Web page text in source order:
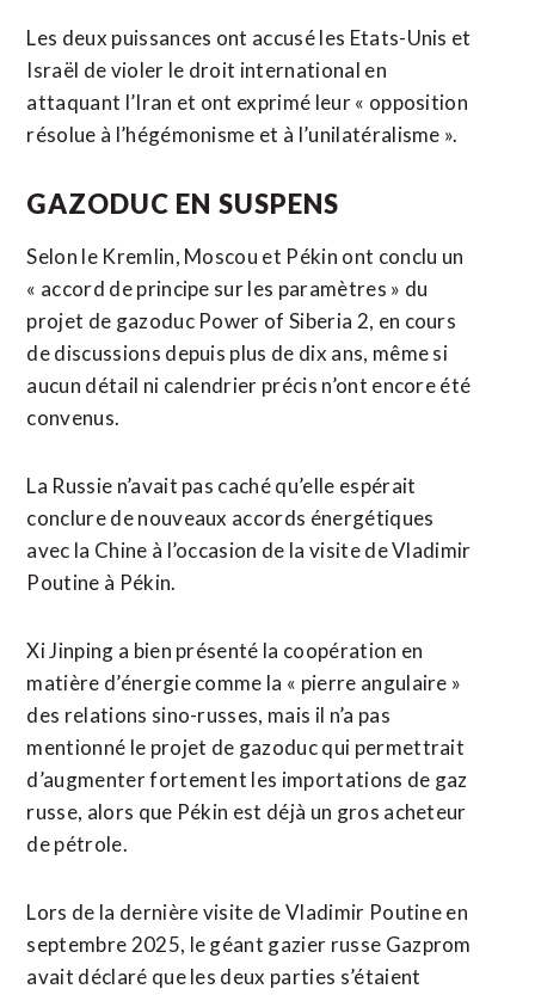
Les deux puissances ont accusé les Etats-Unis et
Israël de violer le droit international en
attaquant l’Iran et ont exprimé leur « opposition
résolue à l’hégémonisme et à l’unilatéralisme ».
GAZODUC EN SUSPENS
Selon le Kremlin, Moscou et Pékin ont ‌conclu un
« accord de principe sur les paramètres » du
projet ​de gazoduc Power of Siberia 2, en cours
de discussions depuis plus de dix ans, même si
aucun détail ni calendrier précis n’ont encore été
convenus.
La Russie n’avait pas caché qu’elle espérait
conclure de nouveaux accords énergétiques
avec ​la Chine à l’occasion de la visite de Vladimir
Poutine à Pékin.
Xi Jinping a bien présenté la coopération en
matière d’énergie comme la « pierre angulaire »
des relations sino-russes, mais il n’a pas
mentionné le projet de gazoduc qui permettrait
d’augmenter fortement les importations de gaz
russe, alors que Pékin est déjà un gros acheteur
de pétrole.
Lors de la dernière visite de Vladimir Poutine en
septembre 2025, le géant gazier russe Gazprom
avait déclaré que les deux parties s’étaient